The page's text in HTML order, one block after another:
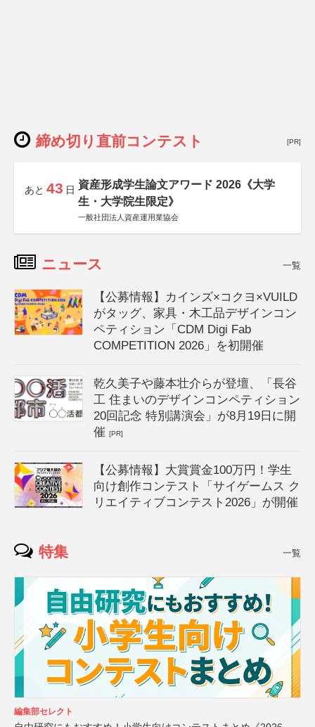
締め切り直前コンテスト [PR]
あと 43 日 資産形成学生論文アワード 2026《大学
生・大学院生限定》
一般社団法人資産運用業協会
ニュース 一覧
【公募情報】カインズ×コクヨ×VUILD
がタッグ、家具・木工品デザインコン
ペティション「CDM Digi Fab
COMPETITION 2026」を初開催
乾久美子や藤本壮介らが登壇、「長谷
工 住まいのデザインコンペティション
20回記念 特別講演会」が8月19日に開
催[PR]
【公募情報】大賞賞金100万円！学生
向け創作コンテスト「サイゲームス ク
リエイティブコンテスト2026」が開催
特集 一覧
編集部セレクト